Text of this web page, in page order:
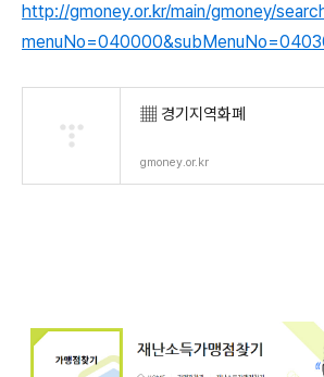
http://gmoney.or.kr/main/gmoney/
▦ 경기지역화폐
gmoney.or.kr